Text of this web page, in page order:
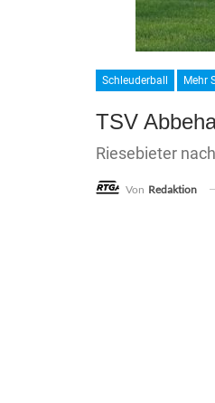
Schleuderball Mehr
TSV
Riesebieter
Von Redaktion